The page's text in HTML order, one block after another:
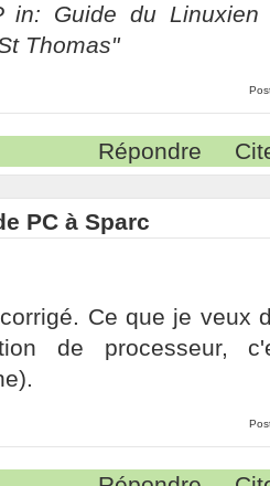
in: Guide du Linuxien
Thomas"
Répondre
PC à Sparc
Ce que je veux
de processeur,